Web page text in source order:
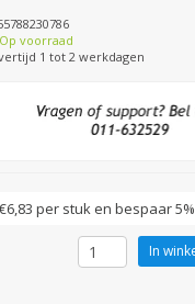
voorraad
1 tot 2 werkdagen
per stuk en bespaar 5%